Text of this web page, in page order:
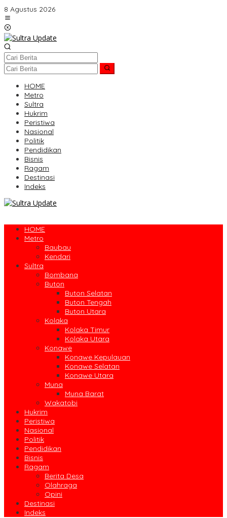
Lewati
ke
konten
8 Agustus 2026
HOME
Metro
Sultra
Hukrim
Peristiwa
Nasional
Politik
Pendidikan
Bisnis
Ragam
Destinasi
Indeks
HOME
Metro
Baubau
Kendari
Sultra
Bombana
Buton
Buton Selatan
Buton Tengah
Buton Utara
Kolaka
Kolaka Timur
Kolaka Utara
Konawe
Konawe Kepulauan
Konawe Selatan
Konawe Utara
Muna
Muna Barat
Wakatobi
Hukrim
Peristiwa
Nasional
Politik
Pendidikan
Bisnis
Ragam
Berita Desa
Olahraga
Opini
Destinasi
Indeks